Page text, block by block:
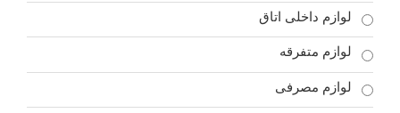
لوازم داخلی اتاق
لوازم متفرقه
لوازم مصرفی